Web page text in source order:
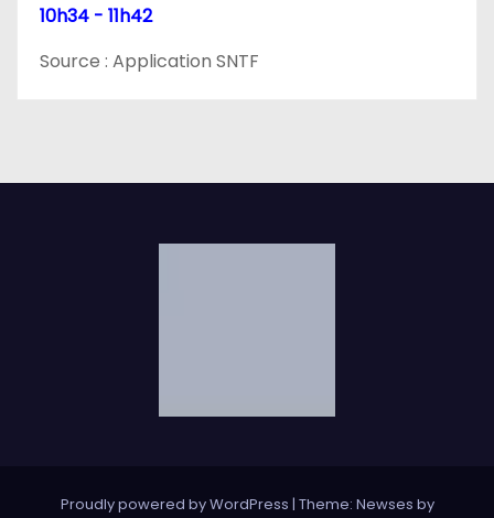
e
10h34 - 11h42
Source : Application SNTF
Proudly powered by WordPress | Theme: Newses by